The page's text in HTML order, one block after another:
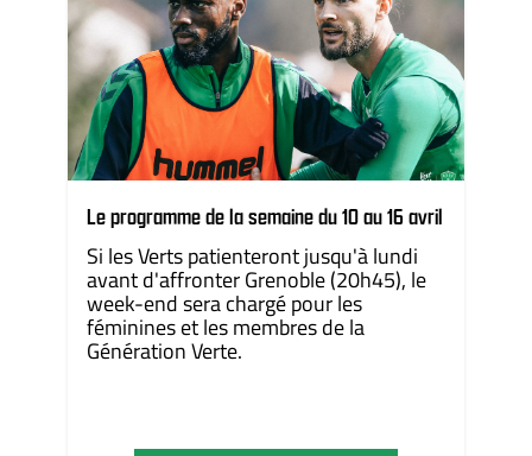
Le programme de la semaine du 10 au 16 avril
Si les Verts patienteront jusqu'à lundi
avant d'affronter Grenoble (20h45), le
week-end sera chargé pour les
féminines et les membres de la
Génération Verte.